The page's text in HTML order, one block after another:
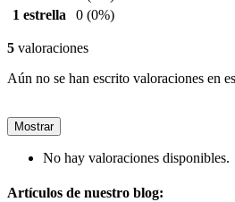
1 estrella
0 (0%)
5 valoraciones
Aún no se han escrito valoraciones en
Mostrar
No hay valoraciones disponibles.
Artículos de nuestro blog: